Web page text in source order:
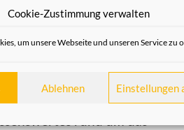
Cookie-Zustimmung verwalten
um unsere Webseite und unseren Service zu
Ablehnen Einstellungen
durch das Rathaus
im Alten Ratsaal das
Bürgermeister Reiner Breuer
den Abend geführt.
rund um das